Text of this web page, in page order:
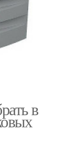
в